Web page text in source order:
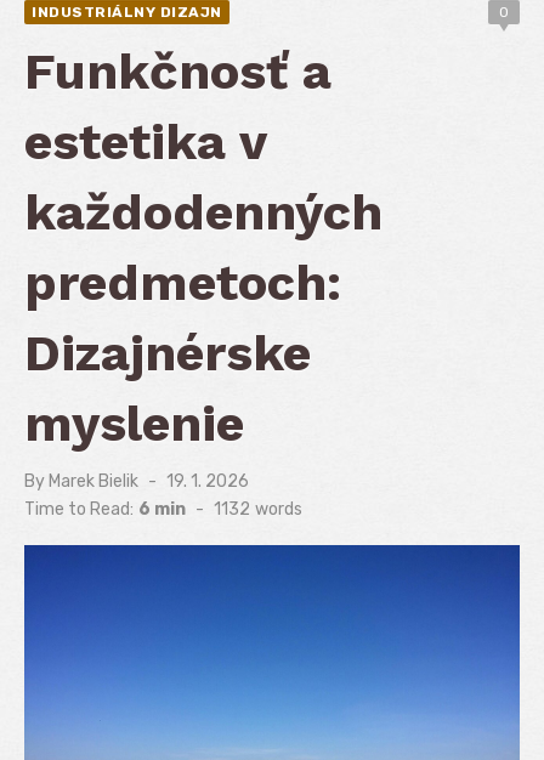
INDUSTRIÁLNY DIZAJN 0
Funkčnosť a
estetika v
každodenných
predmetoch:
Dizajnérske
myslenie
By Marek Bielik
Posted
on
19. 1. 2026
Time to Read: 6 min - 1132 words